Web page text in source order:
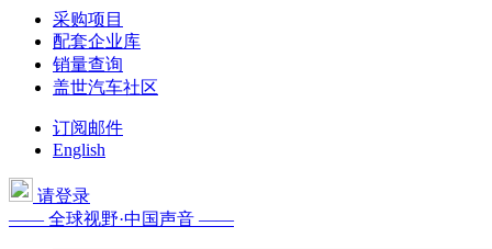
采购项目
配套企业库
销量查询
盖世汽车社区
订阅邮件
English
请登录
—— 全球视野·中国声音 ——